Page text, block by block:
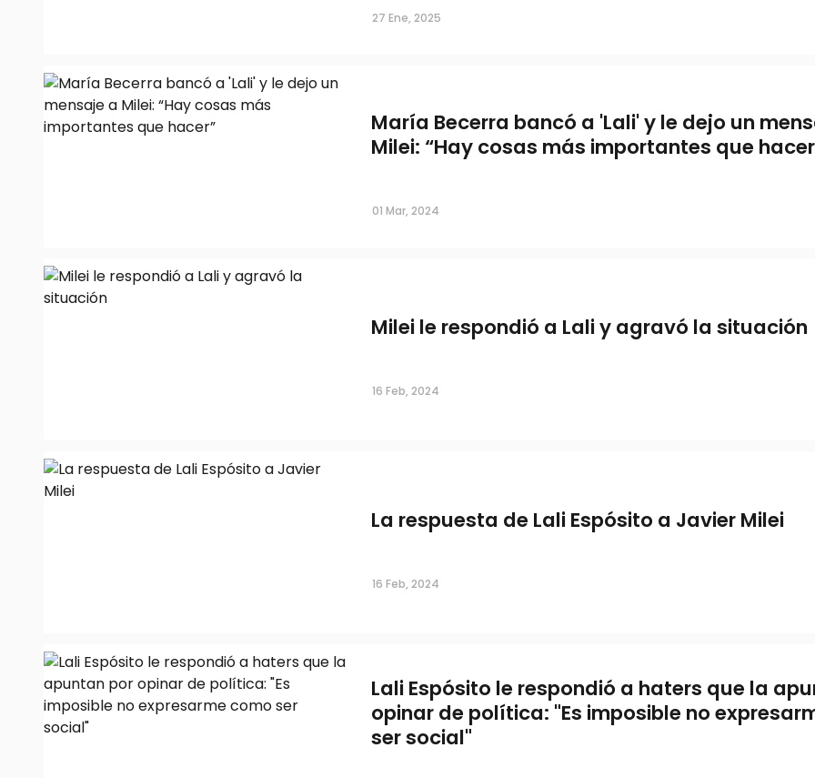
27 Ene, 2025
María Becerra bancó a 'Lali' y le dejo un
Milei: “Hay cosas más importantes que
01 Mar, 2024
Milei le respondió a Lali y agravó la situación
16 Feb, 2024
La respuesta de Lali Espósito a Javier Milei
16 Feb, 2024
Lali Espósito le respondió a haters que la
opinar de política: "Es imposible no
ser social"